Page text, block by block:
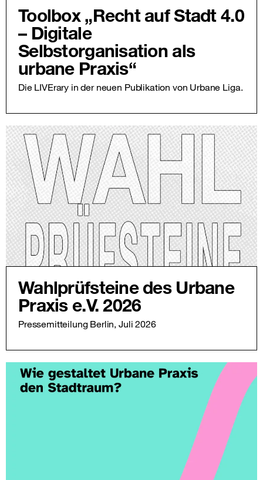
Toolbox „Recht auf Stadt 4.0
– Digitale
Selbstorganisation als
urbane Praxis“
Die LIVErary in der neuen Publikation von Urbane Liga.
Wahlprüfsteine des Urbane
Praxis e.V. 2026
Pressemitteilung Berlin, Juli 2026